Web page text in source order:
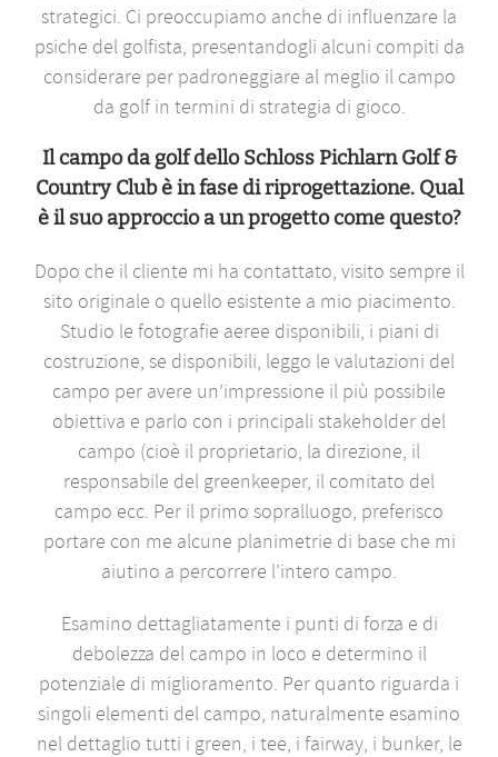
strategici. Ci preoccupiamo anche di influenzare la
psiche del golfista, presentandogli alcuni compiti da
considerare per padroneggiare al meglio il campo
da golf in termini di strategia di gioco.
Il campo da golf dello Schloss Pichlarn Golf &
Country Club è in fase di riprogettazione. Qual
è il suo approccio a un progetto come questo?
Dopo che il cliente mi ha contattato, visito sempre il
sito originale o quello esistente a mio piacimento.
Studio le fotografie aeree disponibili, i piani di
costruzione, se disponibili, leggo le valutazioni del
campo per avere un’impressione il più possibile
obiettiva e parlo con i principali stakeholder del
campo (cioè il proprietario, la direzione, il
responsabile del greenkeeper, il comitato del
campo ecc. Per il primo sopralluogo, preferisco
portare con me alcune planimetrie di base che mi
aiutino a percorrere l’intero campo.
Esamino dettagliatamente i punti di forza e di
debolezza del campo in loco e determino il
potenziale di miglioramento. Per quanto riguarda i
singoli elementi del campo, naturalmente esamino
nel dettaglio tutti i green, i tee, i fairway, i bunker, le